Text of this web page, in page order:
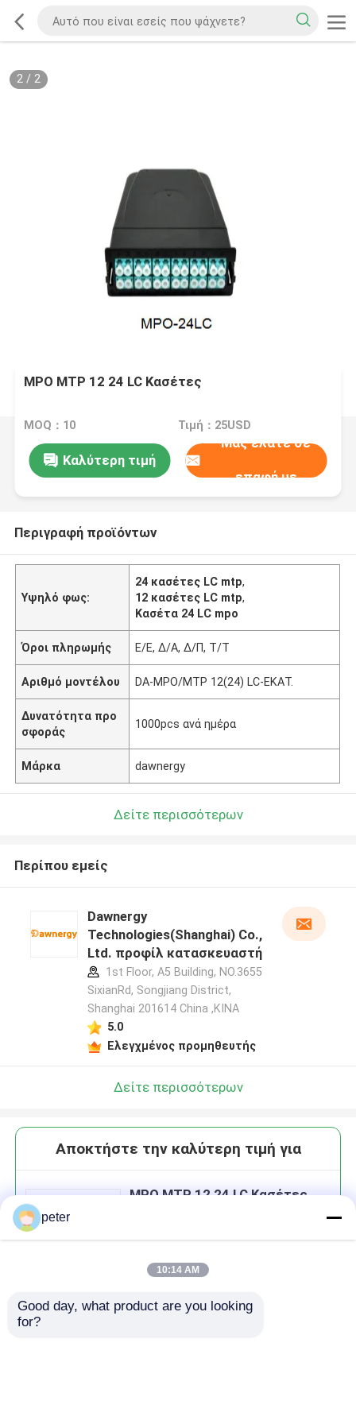
2/ 2
MPO MTP 12 24 LC Κασέτες
MOQ：10 Τιμή：25USD
Καλύτερη τιμή
Μας ελάτε σε
επαφή με
Περιγραφή προϊόντων
Υψηλό φως:
24 κασέτες LC mtp,
12 κασέτες LC mtp,
Κασέτα 24 LC mpo
Όροι πληρωμής Ε/Ε, Δ/Α, Δ/Π, Τ/Τ
Αριθμό μοντέλου DA-MPO/MTP 12(24) LC-ΕΚΑΤ.
Δυνατότητα προ
σφοράς
1000pcs ανά ημέρα
Μάρκα dawnergy
Δείτε περισσότερων
Περίπου εμείς
Dawnergy
Technologies(Shanghai) Co.,
Ltd. προφίλ κατασκευαστή
1st Floor, A5 Building, NO.3655
SixianRd, Songjiang District,
Shanghai 201614 China ,ΚΙΝΑ
5.0
Ελεγχμένος προμηθευτής
Δείτε περισσότερων
Αποκτήστε την καλύτερη τιμή για
MPO MTP 12 24 LC Κασέτες
Να συνεχίσει
peter
10:14 AM
Good day, what product are you looking
for?